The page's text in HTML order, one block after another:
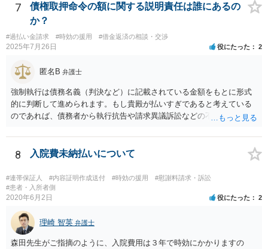
7
債権取押命令の額に関する説明責任は誰にあるの
か？
#過払い金請求 #時効の援用 #借金返済の相談・交渉
2025年7月26日 役にたった 2
匿名B 弁護士
強制執行は債務名義（判決など）に記載されている金額をもとに形式
的に判断して進められます。もし貴殿が払いすぎであると考えている
のであれば、債務者から執行抗告や請求異議訴訟などの不服申立手段
側が動く必要があります。
8 入院費未納払いについて
#連帯保証人 #内容証明作成送付 #時効の援用
#慰謝料請求・訴訟
#患者・入所者側
2020年6月2日 役にたった 2
理崎 智英 弁護士
森田先生がご指摘のように、入院費用は３年で時効にかかりますの